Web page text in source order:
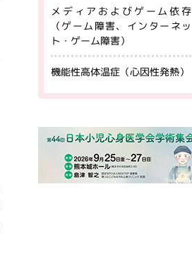
メディアおよびゲーム依存
（ゲーム障害、インターネッ
ト・ゲーム障害）
機能性高体温症（心因性発熱）